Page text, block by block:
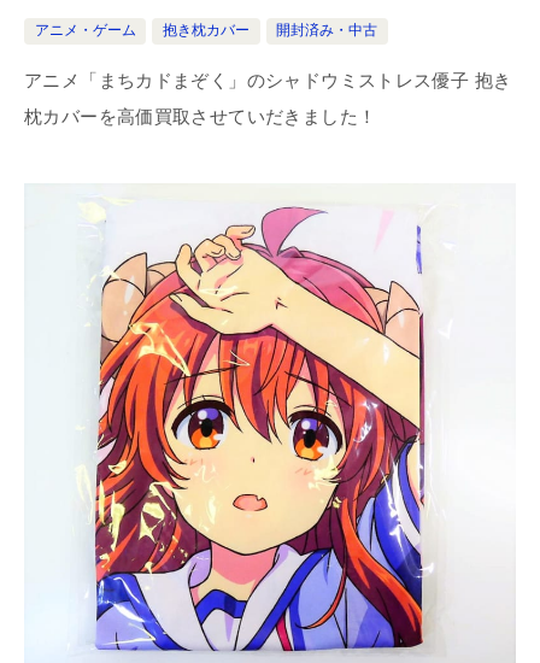
アニメ・ゲーム 抱き枕カバー 開封済み・中古
アニメ「まちカドまぞく」のシャドウミストレス優子 抱き
枕カバーを高価買取させていだきました！